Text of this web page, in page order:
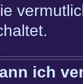
ich